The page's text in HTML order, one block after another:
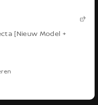
[Nieuw Model +